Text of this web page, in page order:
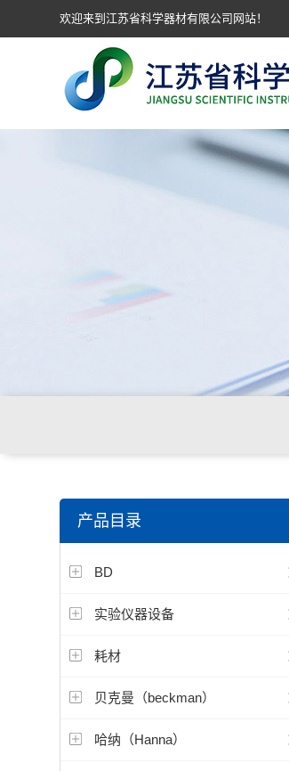
欢迎来到江苏省科学器材有限公司网站！
产品目录
BD
实验仪器设备
耗材
贝克曼（beckman）
哈纳（Hanna）